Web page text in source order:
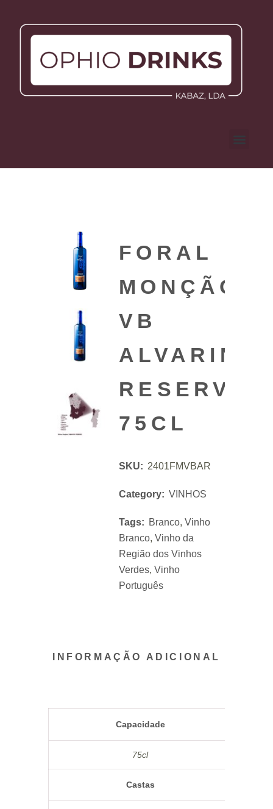
FORAL
MONÇÃO
VB
RESERVA
75CL
SKU: 2401FMVBAR
Category: VINHOS
Tags: Branco, Vinho
Branco, Vinho da
Região dos Vinhos
Verdes, Vinho
Português
INFORMAÇÃO ADICIONAL
Capacidade
75cl
Castas